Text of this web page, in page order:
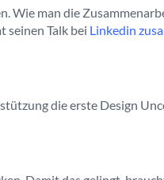
man die
seinen Talk bei Linkedin
die erste Design